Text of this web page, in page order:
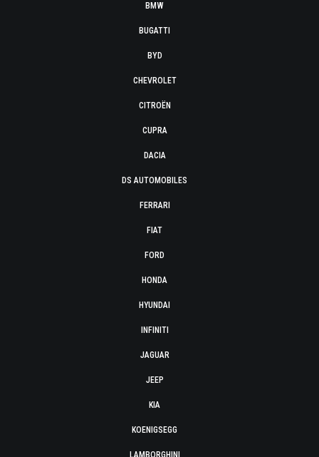
BMW
BUGATTI
BYD
CHEVROLET
CITROËN
CUPRA
DACIA
DS AUTOMOBILES
FERRARI
FIAT
FORD
HONDA
HYUNDAI
INFINITI
JAGUAR
JEEP
KIA
KOENIGSEGG
LAMBORGHINI